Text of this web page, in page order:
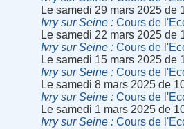
Le samedi 29 mars 2025 de
Ivry sur Seine
Cours de
Le samedi 22 mars 2025 de
Ivry sur Seine
Cours de
Le samedi 15 mars 2025 de
Ivry sur Seine
Cours de
Le samedi 8 mars 2025 de
Ivry sur Seine
Cours de
Le samedi 1 mars 2025 de
Ivry sur Seine
Cours de